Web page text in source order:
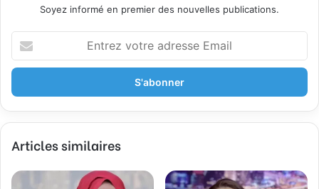
Soyez informé en premier des nouvelles publications.
t
e
z
o
r
Articles similaires